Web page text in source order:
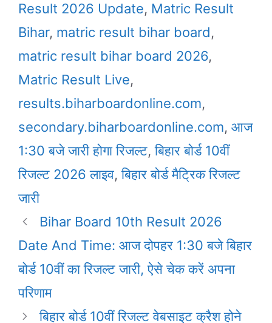
Result 2026 Update, Matric Result
Bihar, matric result bihar board,
matric result bihar board 2026,
Matric Result Live,
results.biharboardonline.com,
secondary.biharboardonline.com, आज
1:30 बजे जारी होगा रिजल्ट,बिहार बोर्ड 10वीं
रिजल्ट 2026 लाइव,बिहार बोर्ड मैट्रिक रिजल्ट
जारी
Bihar Board 10th Result 2026
Date And Time: आज दोपहर 1:30 बजे बिहार
बोर्ड 10वीं का रिजल्ट जारी, ऐसे चेक करें अपना
परिणाम
बिहार बोर्ड 10वीं रिजल्ट वेबसाइट क्रैश होने